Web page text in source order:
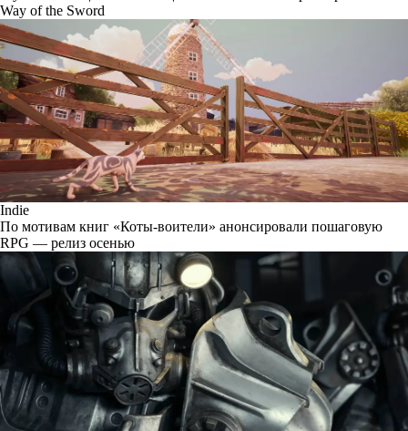
Way of the Sword
Indie
По мотивам книг «Коты-воители» анонсировали пошаговую
RPG — релиз осенью